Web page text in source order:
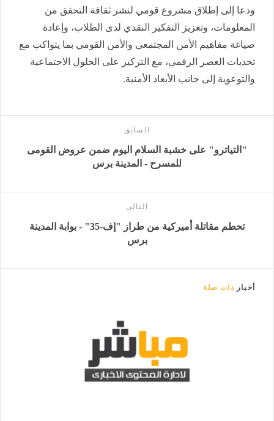
ودعا إلى إطلاق مشروع قومي لنشر ثقافة التحقق من
المعلومات، وتعزيز التفكير النقدي لدى الطلاب، وإعادة
صياغة مفاهيم الأمن المجتمعي والأمن القومي بما يتواكب مع
تحديات العصر الرقمي، مع التركيز على الحلول الاجتماعية
والتوعوية إلى جانب الأبعاد الأمنية.
السابق
"التياترو" على خشبة السلام اليوم ضمن عروض القومى
للمسرح - المدينة برس
التالى
تحطم مقاتلة أميركية من طراز "إف-35" - بوابة المدينة
برس
أخبار ذات صلة